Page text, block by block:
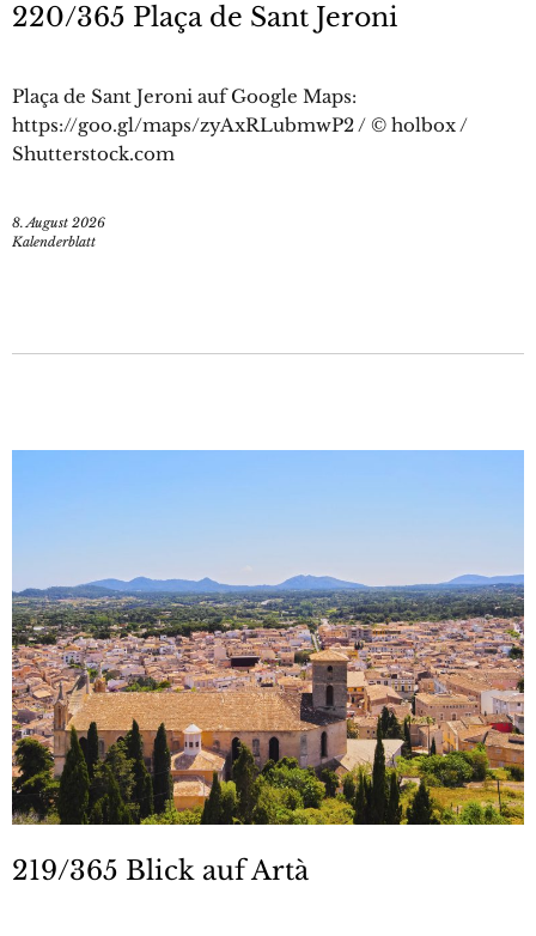
220/365 Plaça de Sant Jeroni
Plaça de Sant Jeroni auf Google Maps:
https://goo.gl/maps/zyAxRLubmwP2 / © holbox /
Shutterstock.com
8. August 2026
Kalenderblatt
219/365 Blick auf Artà